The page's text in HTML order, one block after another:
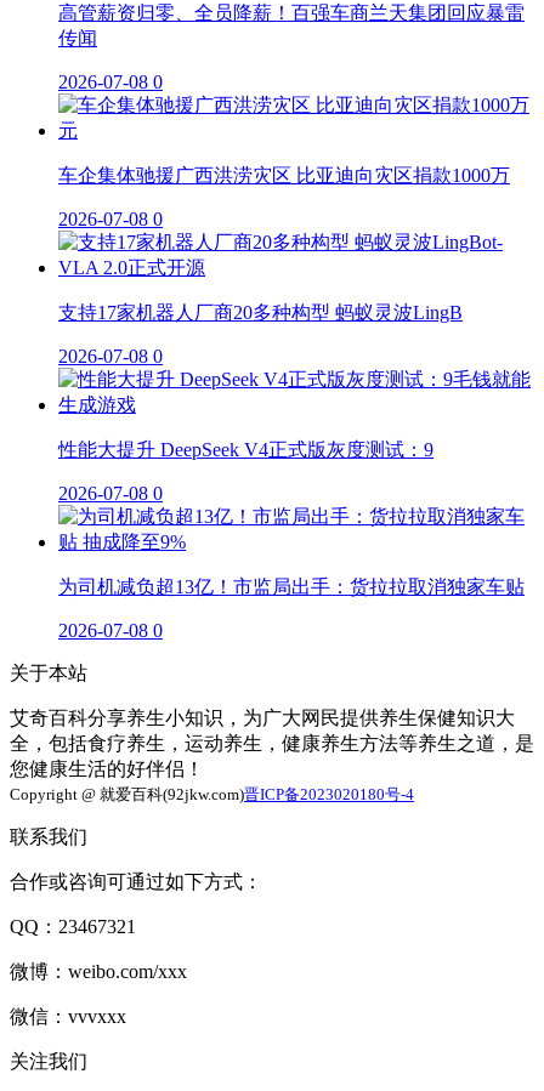
高管薪资归零、全员降薪！百强车商兰天集团回应暴雷
传闻
2026-07-08 0
车企集体驰援广西洪涝灾区 比亚迪向灾区捐款1000万
2026-07-08 0
支持17家机器人厂商20多种构型 蚂蚁灵波LingB
2026-07-08 0
性能大提升 DeepSeek V4正式版灰度测试：9
2026-07-08 0
为司机减负超13亿！市监局出手：货拉拉取消独家车贴
2026-07-08 0
关于本站
艾奇百科分享养生小知识，为广大网民提供养生保健知识大
全，包括食疗养生，运动养生，健康养生方法等养生之道，是
您健康生活的好伴侣！
Copyright @ 就爱百科(92jkw.com)晋ICP备2023020180号-4
联系我们
合作或咨询可通过如下方式：
QQ：23467321
微博：weibo.com/xxx
微信：vvvxxx
关注我们